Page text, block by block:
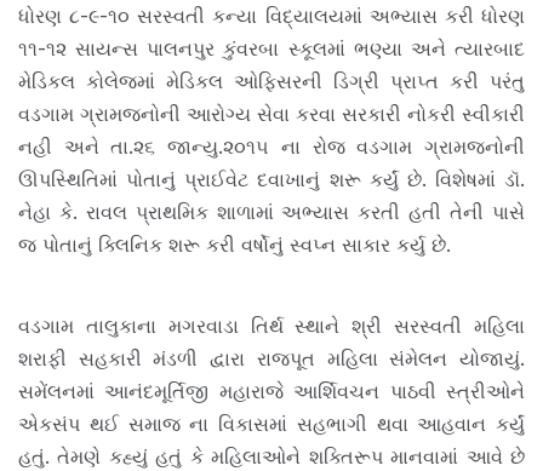
ધોરણ ૮-૯-૧૦ સરસ્વતી કન્યા વિદ્યાલયમાં અભ્યાસ કરી ધોરણ
૧૧-૧૨ સાયન્સ પાલનપુર કુંવરબા સ્કૂલમાં ભણ્યા અને ત્યારબાદ
મેડિકલ કોલેજમાં મેડિકલ ઓફિસરની ડિગ્રી પ્રાપ્ત કરી પરંતુ
વડગામ ગ્રામજનોની આરોગ્ય સેવા કરવા સરકારી નોકરી સ્વીકારી
નહી અને તા.૨૬ જાન્યુ.૨૦૧૫ ના રોજ વડગામ ગ્રામજનોની
ઊપસ્થિતિમાં પોતાનું પ્રાઈવેટ દવાખાનું શરૂ કર્યું છે. વિશેષમાં ડૉ.
નેહા કે. રાવલ પ્રાથમિક શાળામાં અભ્યાસ કરતી હતી તેની પાસે
જ પોતાનું ક્લિનિક શરૂ કરી વર્ષોનું સ્વપ્ન સાકાર કર્યુ છે.
વડગામ તાલુકાના મગરવાડા તિર્થ સ્થાને શ્રી સરસ્વતી મહિલા
શરાફી સહકારી મંડળી દ્વારા રાજપૂત મહિલા સંમેલન યોજાયું.
સમેંલનમાં આનંદમૂર્તિજી મહારાજે આર્શિવચન પાઠવી સ્ત્રીઓને
એકસંપ થઈ સમાજ ના વિકાસમાં સહભાગી થવા આહવાન કર્યું
હતું. તેમણે કહ્યું હતું કે મહિલાઓને શક્તિરૂપ માનવામાં આવે છે